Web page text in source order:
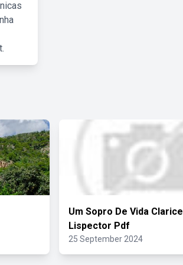
Um Sopro De Vida Clarice
Lispector Pdf
25 September 2024